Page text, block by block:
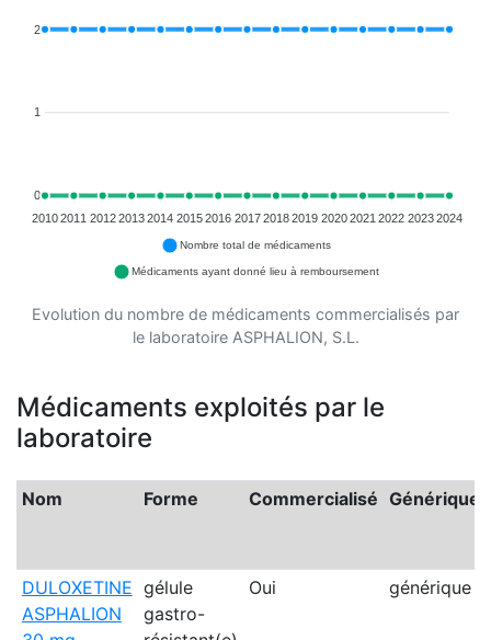
2
1
0
20102011 20122013 2014 20152016 2017 20182019 2020 2021 2022 20232024
Nombre total de médicaments
Médicaments ayant donné lieu à remboursement
Evolution du nombre de médicaments commercialisés par
le laboratoire ASPHALION, S.L.
Médicaments exploités par le
laboratoire
Nom Forme Commercialisé Générique
DULOXETINE
ASPHALION
gélule
gastro-
Oui générique